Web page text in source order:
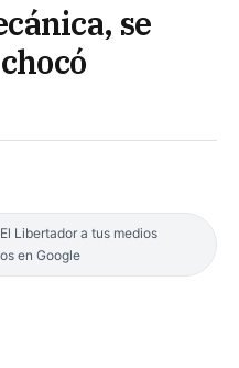
se
Libertador a tus medios
en Google